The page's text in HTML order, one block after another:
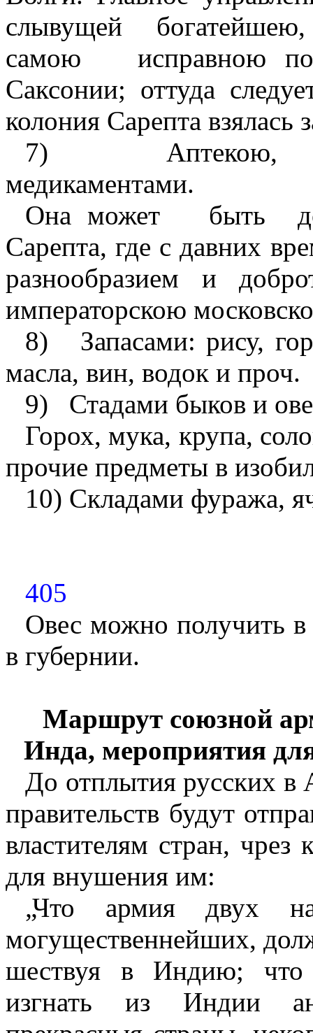
слывущей
богатейшею,
самою
исправною
Саксонии; оттуда
колония Сарепта взялась
7)
Аптекою,
медикаментами.
Она может
быть
Сарепта, где с давних
разнообразием и
императорскою
8)
Запасами: рису,
масла, вин, водок и проч.
9)
Стадами быков и
Горох, мука, крупа,
прочие предметы в
10) Складами фуража,
405
Овес можно получить
в губернии.
Маршрут союзной
Инда, мероприятия
До отплытия русских в
правительств будут
властителям стран, чрез
для внушения им:
„Что армия двух
могущественнейших,
шествуя в Индию; что
изгнать из Индии